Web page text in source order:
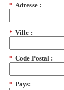
* Adresse :
* Ville :
* Code Postal :
* Pays: